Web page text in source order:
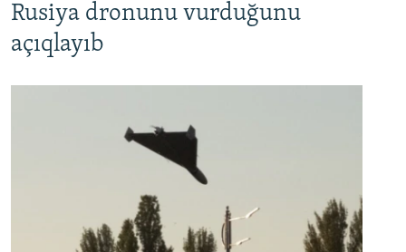
Rusiya dronunu vurduğunu
açıqlayıb